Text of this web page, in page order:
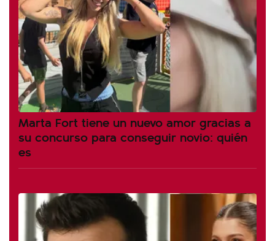
Marta Fort tiene un nuevo amor gracias a
su concurso para conseguir novio: quién
es